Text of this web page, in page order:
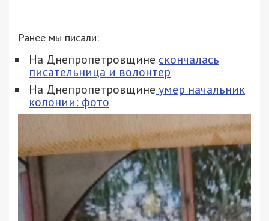
Ранее мы писали:
На Днепропетровщине скончалась
писательница и волонтер
На Днепропетровщине умер начальник
колонии: фото